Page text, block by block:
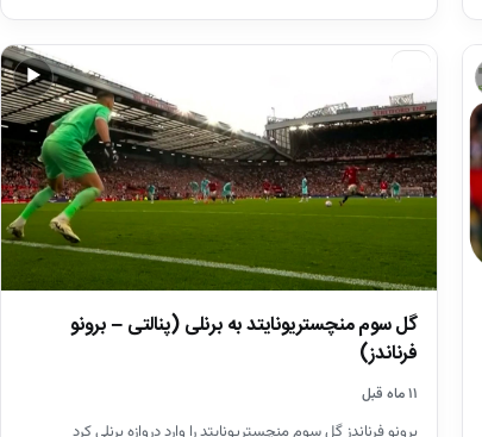
▶
گل سوم منچستریونایتد به برنلی (پنالتی – برونو
فرناندز)
۱۱ ماه قبل
برونو فرناندز گل سوم منچستریونایتد را وارد دروازه برنلی کرد